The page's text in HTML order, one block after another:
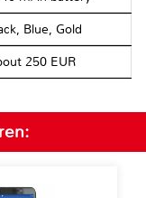
Blue, Gold
250 EUR